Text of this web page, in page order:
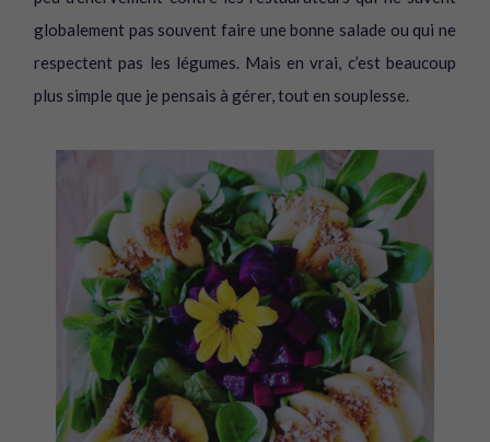
globalement pas souvent faire une bonne salade ou qui ne
respectent pas les légumes. Mais en vrai, c’est beaucoup
plus simple que je pensais à gérer, tout en souplesse.